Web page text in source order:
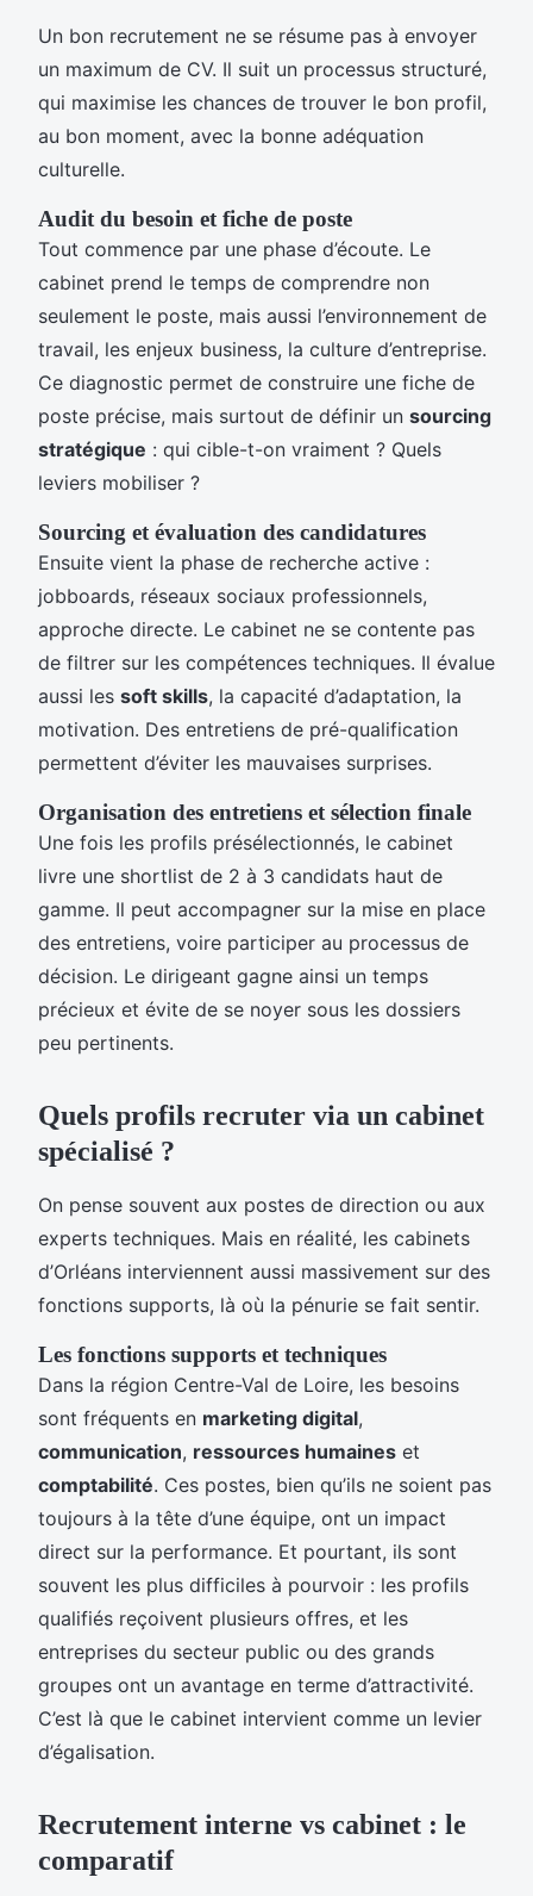
Un bon recrutement ne se résume pas à envoyer
un maximum de CV. Il suit un processus structuré,
qui maximise les chances de trouver le bon profil,
au bon moment, avec la bonne adéquation
culturelle.
Audit du besoin et fiche de poste
Tout commence par une phase d’écoute. Le
cabinet prend le temps de comprendre non
seulement le poste, mais aussi l’environnement de
travail, les enjeux business, la culture d’entreprise.
Ce diagnostic permet de construire une fiche de
poste précise, mais surtout de définir un sourcing
stratégique : qui cible-t-on vraiment ? Quels
leviers mobiliser ?
Sourcing et évaluation des candidatures
Ensuite vient la phase de recherche active :
jobboards, réseaux sociaux professionnels,
approche directe. Le cabinet ne se contente pas
de filtrer sur les compétences techniques. Il évalue
aussi les soft skills, la capacité d’adaptation, la
motivation. Des entretiens de pré-qualification
permettent d’éviter les mauvaises surprises.
Organisation des entretiens et sélection finale
Une fois les profils présélectionnés, le cabinet
livre une shortlist de 2 à 3 candidats haut de
gamme. Il peut accompagner sur la mise en place
des entretiens, voire participer au processus de
décision. Le dirigeant gagne ainsi un temps
précieux et évite de se noyer sous les dossiers
peu pertinents.
Quels profils recruter via un cabinet
spécialisé ?
On pense souvent aux postes de direction ou aux
experts techniques. Mais en réalité, les cabinets
d’Orléans interviennent aussi massivement sur des
fonctions supports, là où la pénurie se fait sentir.
Les fonctions supports et techniques
Dans la région Centre-Val de Loire, les besoins
sont fréquents en marketing digital,
communication, ressources humaines et
comptabilité. Ces postes, bien qu’ils ne soient pas
toujours à la tête d’une équipe, ont un impact
direct sur la performance. Et pourtant, ils sont
souvent les plus difficiles à pourvoir : les profils
qualifiés reçoivent plusieurs offres, et les
entreprises du secteur public ou des grands
groupes ont un avantage en terme d’attractivité.
C’est là que le cabinet intervient comme un levier
d’égalisation.
Recrutement interne vs cabinet : le
comparatif